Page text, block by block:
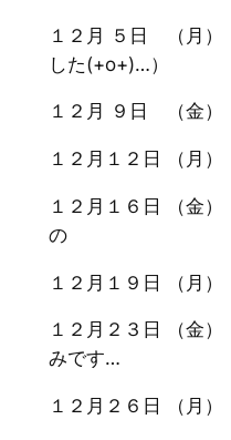
１２月 ５日 （月
した(+o+)…）
１２月 ９日 （金
１２月１２日 （月
１２月１６日 （金
の
１２月１９日 （月
１２月２３日 （金
みです…
１２月２６日 （月